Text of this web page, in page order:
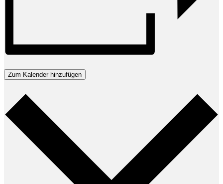
Zum Kalender hinzufügen